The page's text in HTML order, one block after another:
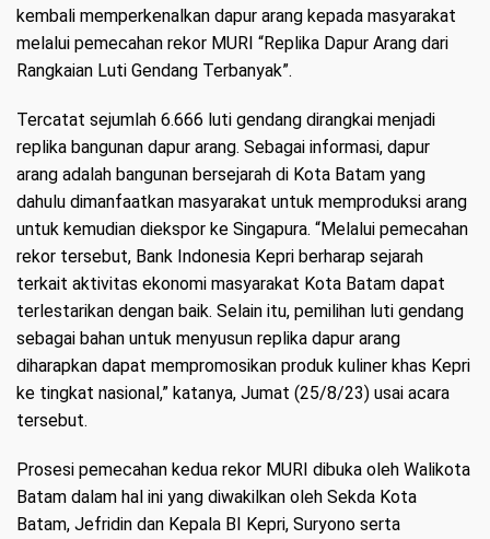
kembali memperkenalkan dapur arang kepada masyarakat
melalui pemecahan rekor MURI “Replika Dapur Arang dari
Rangkaian Luti Gendang Terbanyak”.
Tercatat sejumlah 6.666 luti gendang dirangkai menjadi
replika bangunan dapur arang. Sebagai informasi, dapur
arang adalah bangunan bersejarah di Kota Batam yang
dahulu dimanfaatkan masyarakat untuk memproduksi arang
untuk kemudian diekspor ke Singapura. “Melalui pemecahan
rekor tersebut, Bank Indonesia Kepri berharap sejarah
terkait aktivitas ekonomi masyarakat Kota Batam dapat
terlestarikan dengan baik. Selain itu, pemilihan luti gendang
sebagai bahan untuk menyusun replika dapur arang
diharapkan dapat mempromosikan produk kuliner khas Kepri
ke tingkat nasional,” katanya, Jumat (25/8/23) usai acara
tersebut.
Prosesi pemecahan kedua rekor MURI dibuka oleh Walikota
Batam dalam hal ini yang diwakilkan oleh Sekda Kota
Batam, Jefridin dan Kepala BI Kepri, Suryono serta